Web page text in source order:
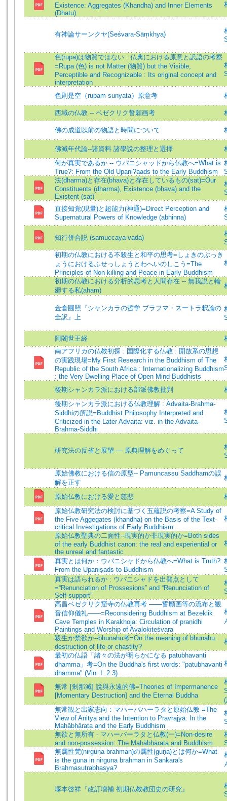
Existence: Aggregates (Khandha) and Inner Elements
(Dhatu)
有神論サーンクヤ(Seśvara-Sāṃkhya)
色(rupa)は物質ではない : 仏典における原意と訳語の考察
=Rupa (色) is not Matter (物質) but the Visible,
Perceptible and Recognizable : Its original concept and
interpretation
色則是空（rupam sunyata）原意考
西域の仏教 -- ベゼクリク誓願画考
佛の成道以前の物語と時間について
佛滅年代論--諸資料 諸學說の整理と選擇
何が真実であるか -- ウパニシャッドから仏教へ=What is
True?: From the Old Upani?aads to the Early Buddhism
法(dharma)と存在(bhava)と存在しているもの(sat)=Our
Constituents (dharma), Existence (bhava) and the
Existent (sat)
直接知覚(現量)と超能力(神通)=Direct Perception and
Supernatural Powers of Knowledge (abhinna)
知行併合説 (samuccaya-vada)
初期の仏教における不殺生と和平の思考=しょきのぶっき
ょうにおけるふせっしょうとわへいのしこう=The
Principles of Non-killing and Peace in Early Buddhism
初期の仏教における分析的思考と人間存在 -- 無我説と輪
廻する私(aham)
金倉圓照『シャンカラの哲学 ブラフマ・スートラ釈論の
全訳』上
阿闍世王経
南アフリカの仏教初探 : 国際化する仏教 : 開放系の思想
の実践現場=My First Research in the Buddhism of The
Republic of the South Africa : Internationalizing Buddhism
: the Very Dwelling Place of Open Mind Buddhists
後期シャンカラ派における部派佛教批判
後期シャンカラ派における仏教理解 : Advaita-Brahma-
Siddhiの所説=Buddhist Philosophy Interpreted and
Criticized in the Later Advaita: viz. in the Advaita-
Brahma-Siddhi
研究法の反省と展望 — 原典理解をめぐって
原始佛教における信の原型-- Pamuncassu Saddhamの誤
解を正す
原始仏教における愛と慈悲
原始仏教研究法の検討に基づく五蘊説の考察=A Study of
the Five Aggegates (khandha) on the Basis of the Text-
critical Investigations of Early Buddhism
原始仏教聖典の二面性--現実的か非現実的か=Both sides
of the early Buddhist canon: the real and experiential or
the unreal and fantastic
真実とは何か：ウパニシャドから仏教へ=What is Truth?:
From the Upaniṣads to Buddhism
真実は語られるか : ウパニシャドを出発点として
=“Renunciation of Prossesions” and “Renunciation of
Self-support”
高昌ベゼクリク窟寺の仏教再考 ――誓願画等の流布と観
音信仰儀礼――=Reconsidering Buddhism at Bezeklik
Cave Temples in Karakhoja: Circulation of praṇidhi
Paintings and Worship of Avalokiteśvara
殺生か禁欲か--bhunahu考=On the meaning of bhunahu:
destruction of life or chastity?
最初の仏語「諸々の法が明らかになる patubhavanti
dhamma」考=On the Buddha's first words: "patubhavanti
dhamma" (Vin. I. 2 3)
無常 [剎那滅] 說與永遠的佛=Theories of Impermanence
[Momentary Destruction] and the Eternal Buddha
無常観と出家志向：マハーバハーラタと原始仏教 =The
View of Anitya and the Intention to Pravrajyā: In the
Mahābhārata and the Early Buddhism
無欲と無所有 - マハーバーラタと仏教(一)=Non-desire
and non-possession: The Mahābhārata and Buddhism
無属性梵(nirguṇa brahman)の属性(guṇa)とは何か=What
is the guna in nirguna brahman in Sankara's
Brahmasutrabhasya?
塚本啓祥『改訂増補 初期仏教教団史の研究』